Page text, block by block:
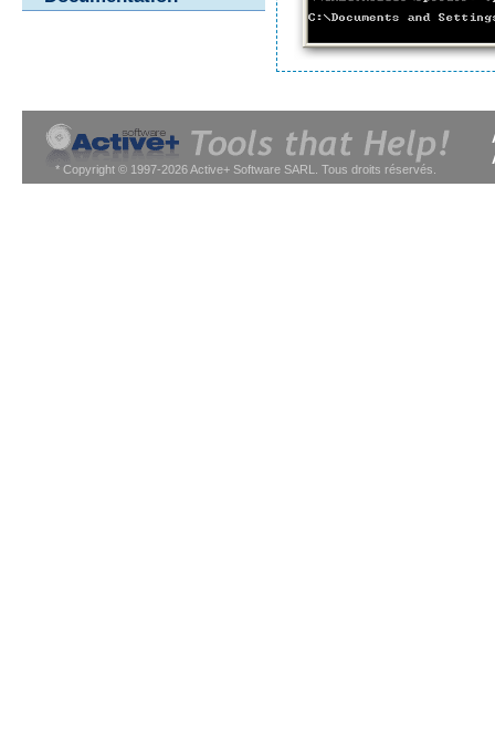
* Copyright © 1997-2026 Active+ Software SARL. Tous droits réservés.